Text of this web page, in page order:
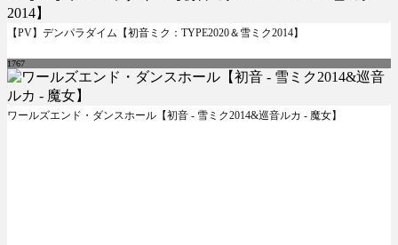
【PV】デンパラダイム【初音ミク：TYPE2020＆雪ミク2014】
1767
ワールズエンド・ダンスホール【初音 - 雪ミク2014&巡音ルカ - 魔女】